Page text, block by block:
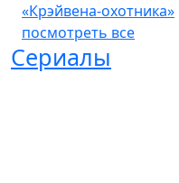
«Крэйвена-охотника»
посмотреть все
Сериалы